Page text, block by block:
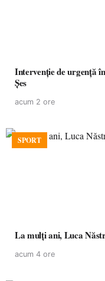
Intervenție de urgență
Șes
acum 2 ore
SPORT
La mulţi ani, Luca
acum 4 ore